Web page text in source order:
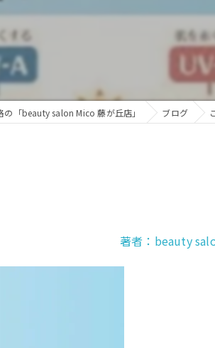
「beauty salon Mico 藤が丘店」 ブログ
著者：beauty